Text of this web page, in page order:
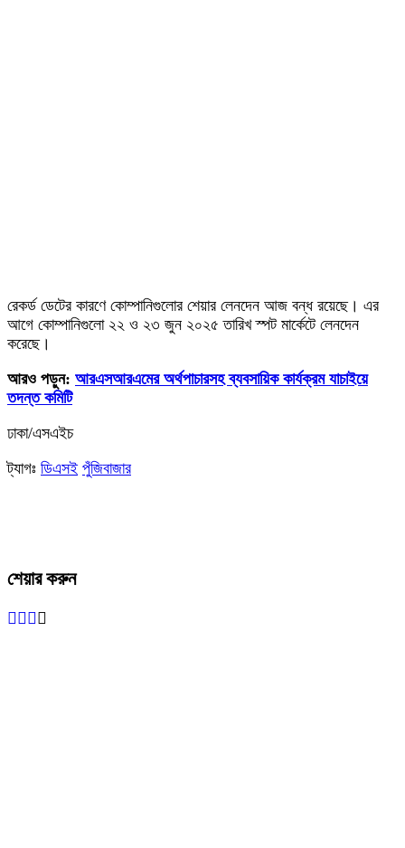
রেকর্ড ডেটের কারণে কোম্পানিগুলোর শেয়ার লেনদেন আজ বন্ধ রয়েছে। এর
আগে কোম্পানিগুলো ২২ ও ২৩ জুন ২০২৫ তারিখ স্পট মার্কেটে লেনদেন
করেছে।
আরও পড়ুন: আরএসআরএমের অর্থপাচারসহ ব্যবসায়িক কার্যক্রম যাচাইয়ে
তদন্ত কমিটি
ঢাকা/এসএইচ
ট্যাগঃ ডিএসই পুঁজিবাজার
শেয়ার করুন